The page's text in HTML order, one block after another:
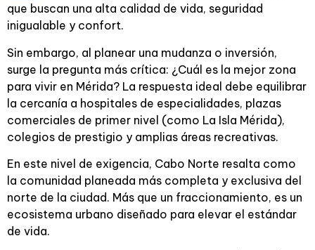
que buscan una alta calidad de vida, seguridad
inigualable y confort.
Sin embargo, al planear una mudanza o inversión,
surge la pregunta más crítica: ¿Cuál es la mejor zona
para vivir en Mérida? La respuesta ideal debe equilibrar
la cercanía a hospitales de especialidades, plazas
comerciales de primer nivel (como La Isla Mérida),
colegios de prestigio y amplias áreas recreativas.
En este nivel de exigencia, Cabo Norte resalta como
la comunidad planeada más completa y exclusiva del
norte de la ciudad. Más que un fraccionamiento, es un
ecosistema urbano diseñado para elevar el estándar
de vida.